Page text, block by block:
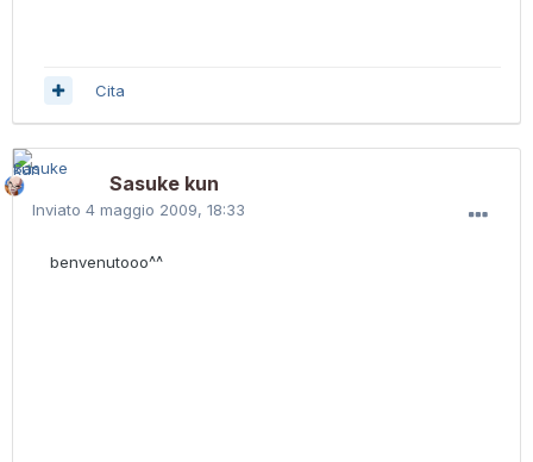
Cita
Sasuke kun
Inviato 4 maggio 2009, 18:33
benvenutooo^^